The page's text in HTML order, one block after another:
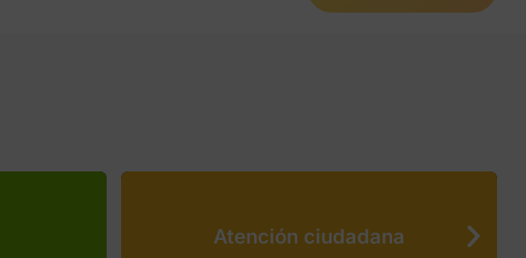
Atención ciudadana